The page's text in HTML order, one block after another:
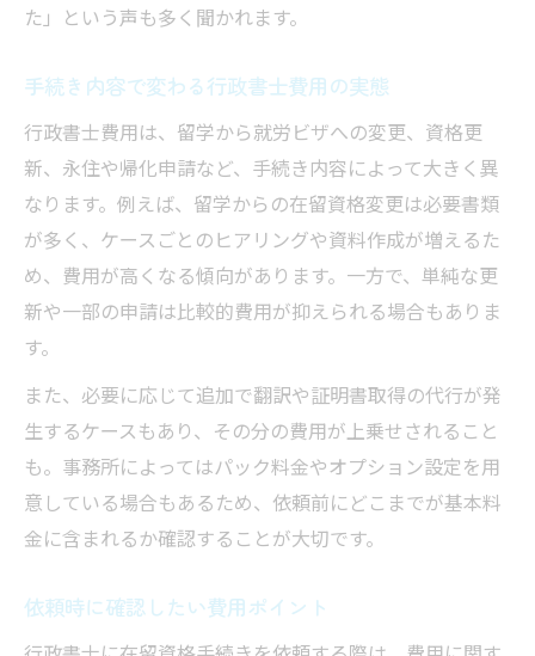
た」という声も多く聞かれます。
手続き内容で変わる行政書士費用の実態
行政書士費用は、留学から就労ビザへの変更、資格更
新、永住や帰化申請など、手続き内容によって大きく異
なります。例えば、留学からの在留資格変更は必要書類
が多く、ケースごとのヒアリングや資料作成が増えるた
め、費用が高くなる傾向があります。一方で、単純な更
新や一部の申請は比較的費用が抑えられる場合もありま
す。
また、必要に応じて追加で翻訳や証明書取得の代行が発
生するケースもあり、その分の費用が上乗せされること
も。事務所によってはパック料金やオプション設定を用
意している場合もあるため、依頼前にどこまでが基本料
金に含まれるか確認することが大切です。
依頼時に確認したい費用ポイント